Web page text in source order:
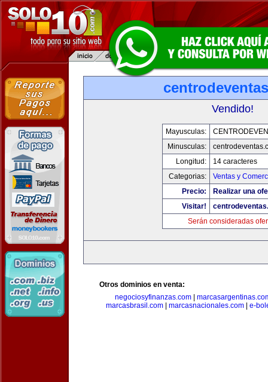
Vendido!
Mayusculas:
Minusculas:
Longitud:
14 caracteres
Categorias:
Ventas y
Precio:
Realizar una
Visitar!
Serán consideradas
Otros dominios en venta:
negociosyfinanzas.com
marcasbrasil.com| marcasnacionales.com| e-